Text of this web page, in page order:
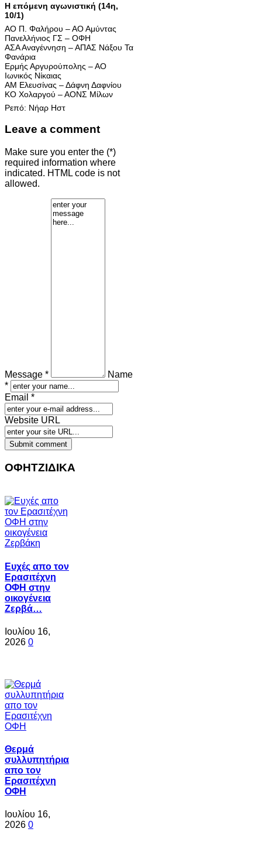
Η επόμενη αγωνιστική (14η,
10/1)
ΑΟ Π. Φαλήρου – ΑΟ Αμύντας
Πανελλήνιος ΓΣ – ΟΦΗ
ΑΣΑ Αναγέννηση – ΑΠΑΣ Νάξου Τα
Φανάρια
Ερμής Αργυρούπολης – ΑΟ
Ιωνικός Νίκαιας
ΑΜ Ελευσίνας – Δάφνη Δαφνίου
ΚΟ Χολαργού – ΑΟΝΣ Μίλων
Ρεπό: Νήαρ Ηστ
Leave a comment
Make sure you enter the (*)
required information where
indicated. HTML code is not
allowed.
Message *
Name
*
Email *
Website URL
ΟΦΗΤΖΙΔΙΚΑ
Ευχές απο τον
Ερασιτέχνη
ΟΦΗ στην
οικογένεια
Ζερβά…
Ιουλίου 16,
2026 0
Θερμά
συλλυπητήρια
απο τον
Ερασιτέχνη
ΟΦΗ
Ιουλίου 16,
2026 0